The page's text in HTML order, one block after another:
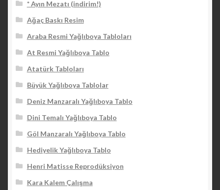
* Ayın Mezatı (indirim!)
Ağaç Baskı Resim
Araba Resmi Yağlıboya Tabloları
At Resmi Yağlıboya Tablo
Atatürk Tabloları
Büyük Yağlıboya Tablolar
Deniz Manzaralı Yağlıboya Tablo
Dini Temalı Yağlıboya Tablo
Göl Manzaralı Yağlıboya Tablo
Hediyelik Yağlıboya Tablo
Henri Matisse Reprodüksiyon
Kara Kalem Çalışma